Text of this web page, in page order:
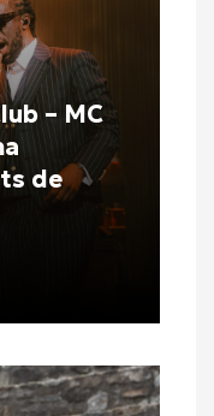
– MC
de